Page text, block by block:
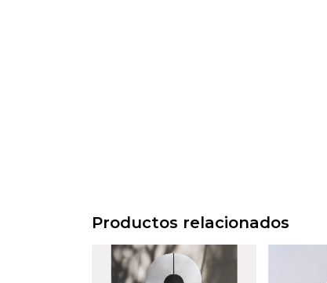
Productos relacionados